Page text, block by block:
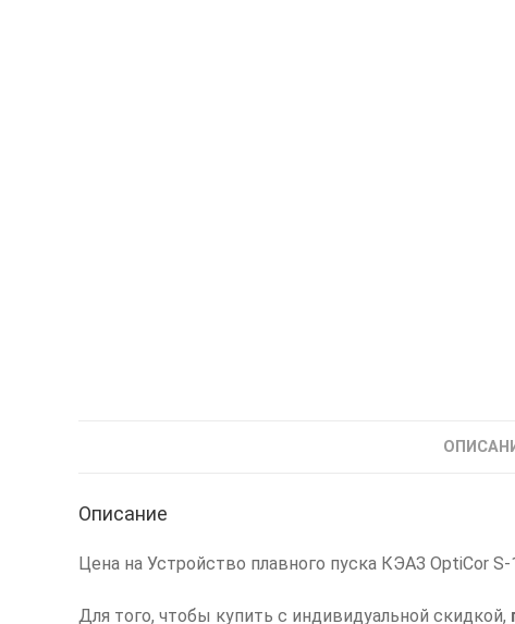
Описание
Цена на Устройство плавного пуска КЭАЗ OptiCor
Для того, чтобы купить с индивидуальной скидкой,